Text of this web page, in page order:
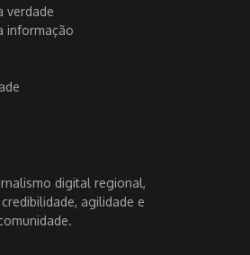
verdade
informação
digital regional,
agilidade e